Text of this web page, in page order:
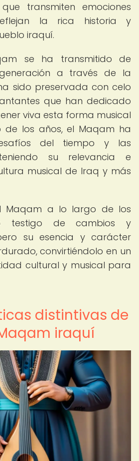
transmiten emociones
la rica historia y
iraquí.
se ha transmitido de
a través de la
sido preservada con celo
que han dedicado
viva esta forma musical
de los años, el Maqam ha
del tiempo y las
su relevancia e
musical de Iraq y más
Maqam a lo largo de los
testigo de cambios y
su esencia y carácter
convirtiéndolo en un
cultural y musical para
distintivas de
iraquí